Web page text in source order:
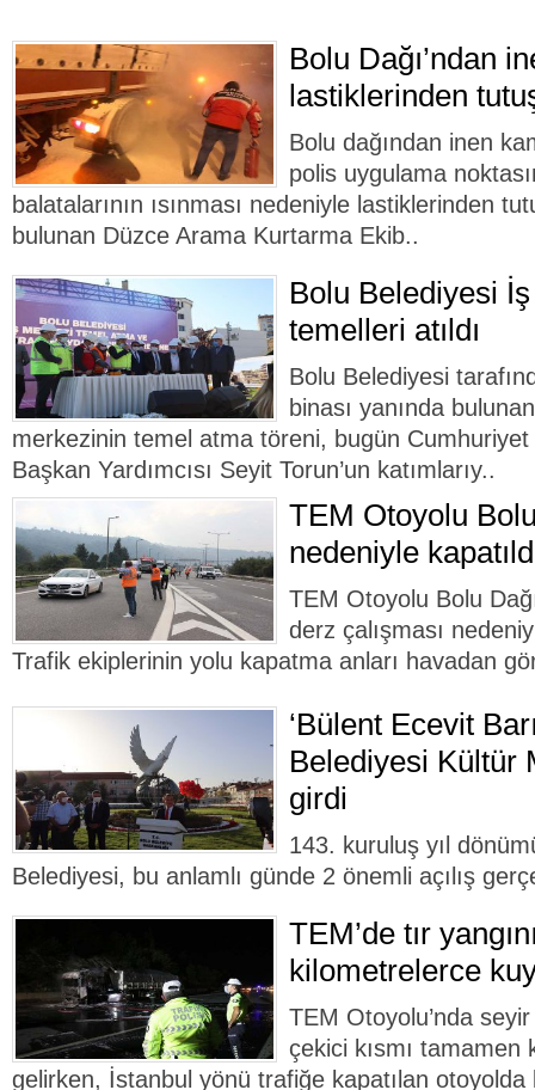
Bolu Dağı’ndan
lastiklerinden
Bolu dağından inen
polis uygulama
balatalarının ısınması nedeniyle lastiklerinden
bulunan Düzce Arama Kurtarma Ekib..
Bolu Belediyesi
temelleri atıldı
Bolu Belediyesi
binası yanında
merkezinin temel atma töreni, bugün
Başkan Yardımcısı Seyit Torun’un katımlarıy..
TEM Otoyolu
nedeniyle
TEM Otoyolu Bolu
derz çalışması
Trafik ekiplerinin yolu kapatma anları havadan
‘Bülent Ecevit
Belediyesi Kültür
girdi
143. kuruluş yıl
Belediyesi, bu anlamlı günde 2 önemli açılış
TEM’de tır
kilometrelerce
TEM Otoyolu’nda
çekici kısmı tamamen
gelirken, İstanbul yönü trafiğe kapatılan